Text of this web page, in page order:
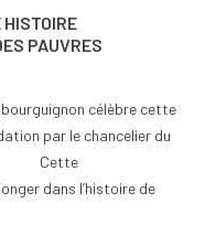
HISTOIRE
PAUVRES
célèbre cette
par le chancelier du
Cette
dans l’histoire de